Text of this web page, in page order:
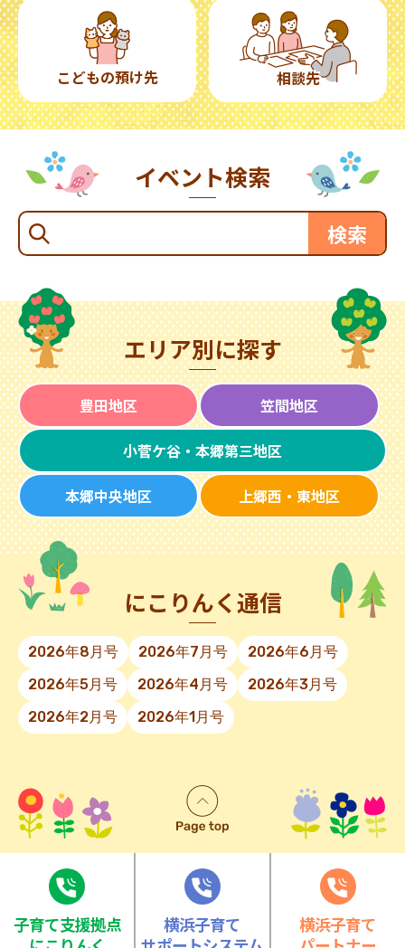
こどもの預け先 相談先
イベント検索
エリア別に探す
豊田地区 笠間地区
小菅ケ谷・本郷第三地区
本郷中央地区 上郷西・東地区
にこりんく通信
2026年8月号 2026年7月号
2026年6月号
2026年5月号
2026年4月号
2026年3月号
2026年2月号
2026年1月号
⼦育て⽀援拠点
横浜子育て
横浜子育て